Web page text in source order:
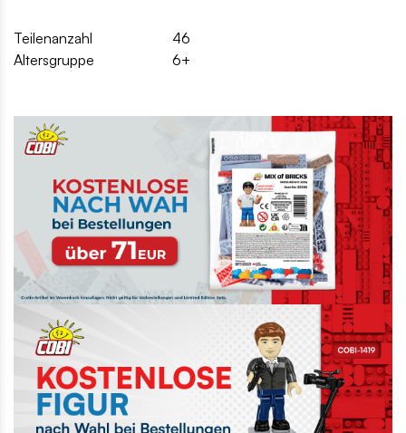
Teilenanzahl
46
Altersgruppe
6+